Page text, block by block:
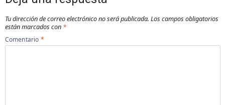
Tu dirección de correo electrónico no será publicada. Los campos obligatorios
están marcados con *
Comentario *